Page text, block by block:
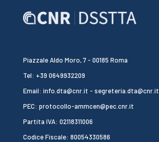
Piazzale Aldo Moro, 7 - 00185 Roma
Tel: +39 0649932209
Email: info.dta@cnr.it - segreteria.dta@cnr.it
PEC: protocollo-ammcen@pec.cnr.it
Partita IVA: 02118311006
Codice Fiscale: 80054330586